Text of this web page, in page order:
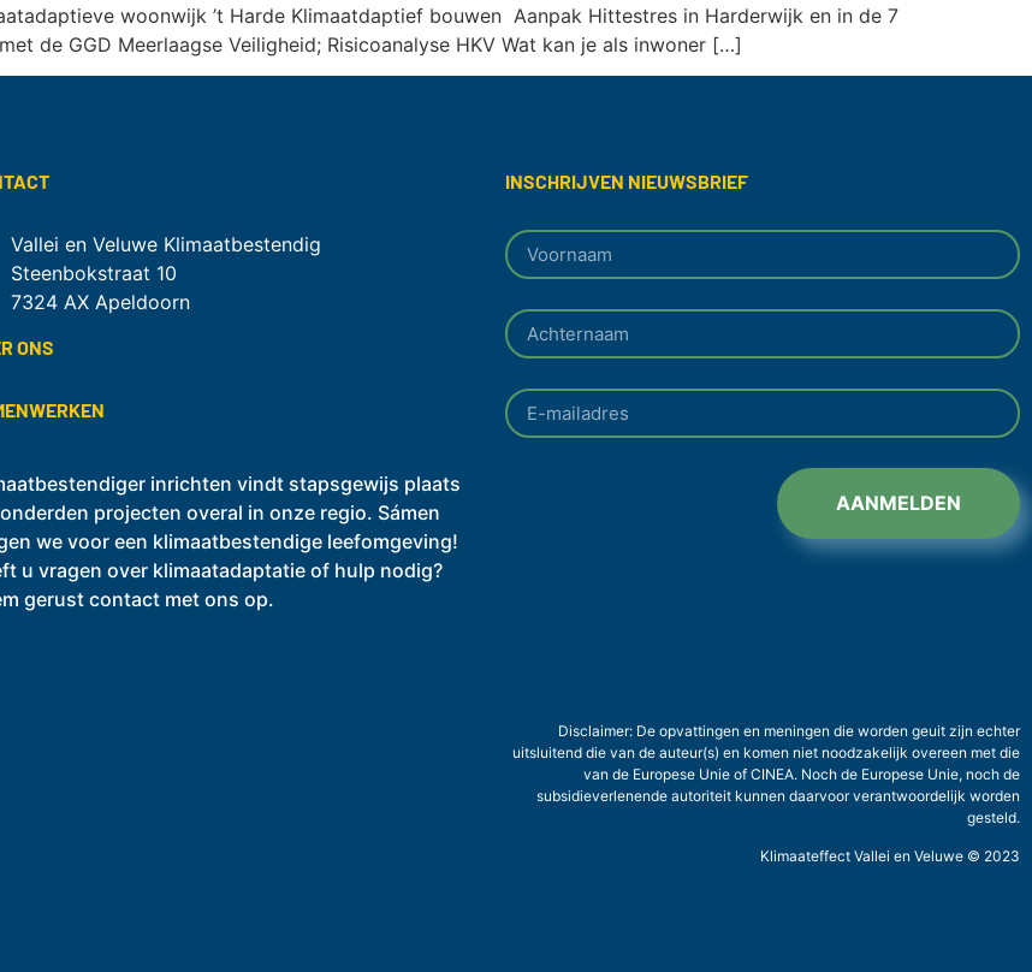
woonwijk ’t Harde Klimaatdaptief bouwen Aanpak Hittestres in Harderwijk en in de 7
de GGD Meerlaagse Veiligheid; Risicoanalyse HKV Wat kan je als inwoner […]
Vallei en Veluwe Klimaatbestendig
Steenbokstraat 10
7324 AX Apeldoorn
ONS
inrichten vindt stapsgewijs plaats
projecten overal in onze regio. Sámen
we voor een klimaatbestendige leefomgeving!
u vragen over klimaatadaptatie of hulp nodig?
gerust contact met ons op.
INSCHRIJVEN NIEUWSBRIEF
AANMELDEN
Disclaimer: De opvattingen en meningen die worden geuit zijn echter
uitsluitend die van de auteur(s) en komen niet noodzakelijk overeen met die
van de Europese Unie of CINEA. Noch de Europese Unie, noch de
subsidieverlenende autoriteit kunnen daarvoor verantwoordelijk worden
gesteld.
Klimaateffect Vallei en Veluwe © 2023